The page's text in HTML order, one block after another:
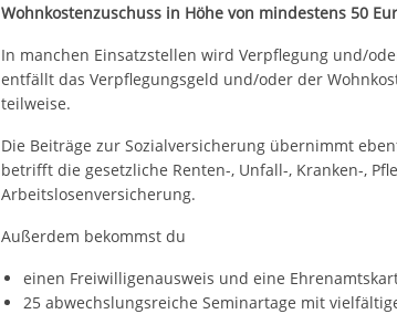
Wohnkostenzuschuss in Höhe von mindestens 50
In manchen Einsatzstellen wird Verpflegung und/
entfällt das Verpflegungsgeld und/oder der
teilweise.
Die Beiträge zur Sozialversicherung übernimmt
betrifft die gesetzliche Renten-, Unfall-, Kranken-,
Arbeitslosenversicherung.
Außerdem bekommst du
einen Freiwilligenausweis und eine
25 abwechslungsreiche Seminartage mit